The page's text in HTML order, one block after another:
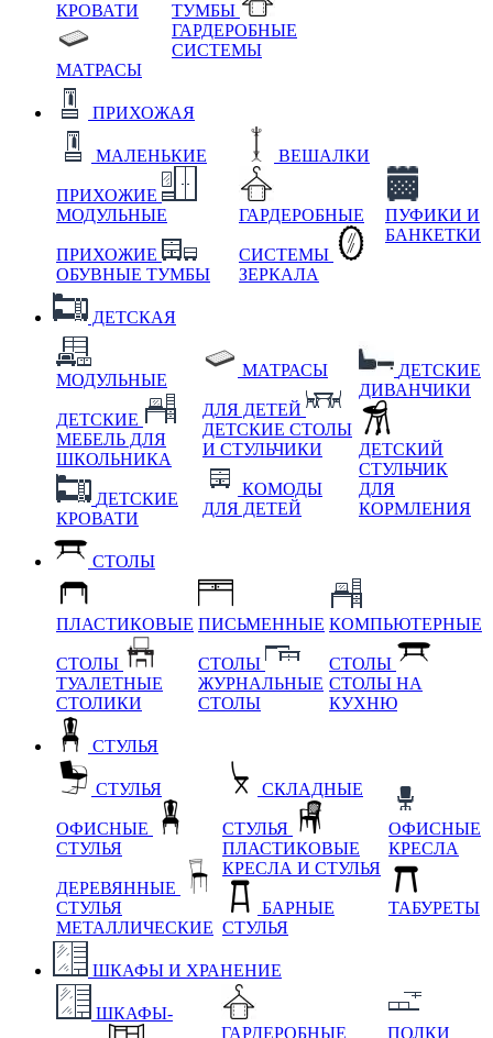
КРОВАТИ
МАТРАСЫ
ТУМБЫ
ГАРДЕРОБНЫЕ
СИСТЕМЫ
ПРИХОЖАЯ
МАЛЕНЬКИЕ
ПРИХОЖИЕ
МОДУЛЬНЫЕ
ПРИХОЖИЕ
ОБУВНЫЕ ТУМБЫ
ВЕШАЛКИ
ГАРДЕРОБНЫЕ
СИСТЕМЫ
ЗЕРКАЛА
ПУФИКИ И
БАНКЕТКИ
ДЕТСКАЯ
МОДУЛЬНЫЕ
ДЕТСКИЕ
МЕБЕЛЬ ДЛЯ
ШКОЛЬНИКА
ДЕТСКИЕ
КРОВАТИ
МАТРАСЫ
ДЛЯ ДЕТЕЙ
ДЕТСКИЕ СТОЛЫ
И СТУЛЬЧИКИ
КОМОДЫ
ДЛЯ ДЕТЕЙ
ДЕТСКИЕ
ДИВАНЧИКИ
ДЕТСКИЙ
СТУЛЬЧИК
ДЛЯ
КОРМЛЕНИЯ
СТОЛЫ
ПЛАСТИКОВЫЕ
СТОЛЫ
ТУАЛЕТНЫЕ
СТОЛИКИ
ПИСЬМЕННЫЕ
СТОЛЫ
ЖУРНАЛЬНЫЕ
СТОЛЫ
КОМПЬЮТЕРНЫЕ
СТОЛЫ
СТОЛЫ НА
КУХНЮ
СТУЛЬЯ
СТУЛЬЯ
ОФИСНЫЕ
СТУЛЬЯ
ДЕРЕВЯННЫЕ
СТУЛЬЯ
МЕТАЛЛИЧЕСКИЕ
СКЛАДНЫЕ
СТУЛЬЯ
ПЛАСТИКОВЫЕ
КРЕСЛА И СТУЛЬЯ
БАРНЫЕ
СТУЛЬЯ
ОФИСНЫЕ
КРЕСЛА
ТАБУРЕТЫ
ШКАФЫ И ХРАНЕНИЕ
ШКАФЫ-
ГАРДЕРОБНЫЕ
ПОЛКИ